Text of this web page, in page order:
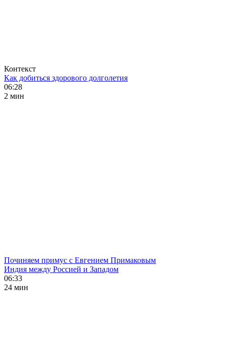
Контекст
Как добиться здорового долголетия
06:28
2 мин
Починяем примус с Евгением Примаковым
Индия между Россией и Западом
06:33
24 мин